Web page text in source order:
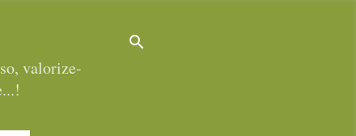
valorize-